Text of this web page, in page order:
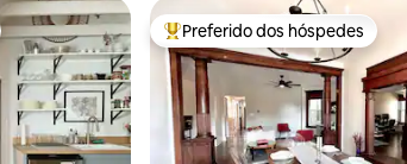
Entre os melhores preferidos
Preferido dos hóspedes